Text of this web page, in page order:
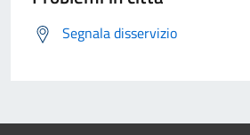
Segnala disservizio